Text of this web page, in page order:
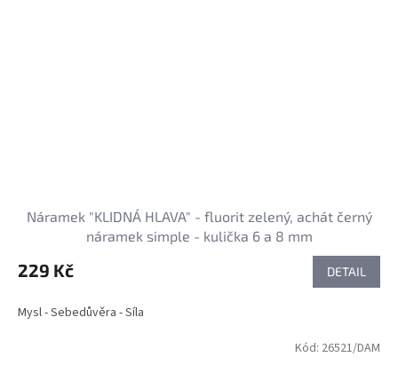
Náramek "KLIDNÁ HLAVA" - fluorit zelený, achát černý
náramek simple - kulička 6 a 8 mm
229 Kč DETAIL
Mysl - Sebedůvěra - Síla
Kód: 26521/DAM